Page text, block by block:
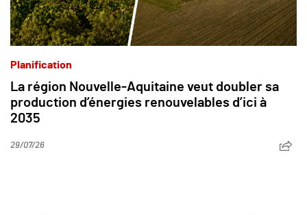
Planification
La région Nouvelle-Aquitaine veut doubler sa
production d’énergies renouvelables d’ici à
2035
29/07/26